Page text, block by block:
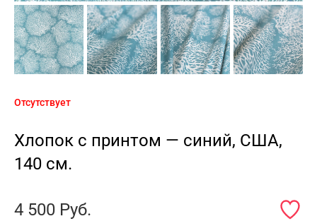
Отсутствует
Хлопок с принтом — синий, США,
140 см.
4 500 Руб.